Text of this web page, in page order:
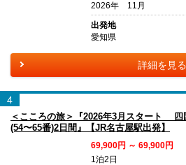
2026年 11月
出発地
愛知県
詳細を見る
4
＜こころの旅＞『2026年3月スタート
(54〜65番)2日間』【JR名古屋駅出発】
69,900円 ～ 69,900円
1泊2日